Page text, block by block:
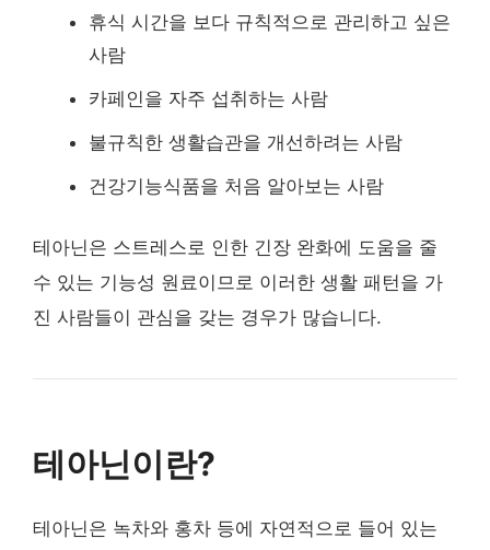
휴식 시간을 보다 규칙적으로 관리하고 싶은
사람
카페인을 자주 섭취하는 사람
불규칙한 생활습관을 개선하려는 사람
건강기능식품을 처음 알아보는 사람
테아닌은 스트레스로 인한 긴장 완화에 도움을 줄
수 있는 기능성 원료이므로 이러한 생활 패턴을 가
진 사람들이 관심을 갖는 경우가 많습니다.
테아닌이란?
테아닌은 녹차와 홍차 등에 자연적으로 들어 있는